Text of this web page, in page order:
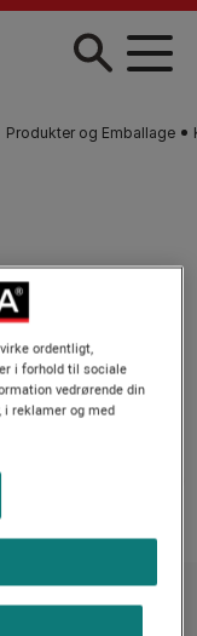
Produkter og Emballage
af vores Purina-
her.
ordentligt,
i forhold til sociale
vedrørende din
i reklamer og med